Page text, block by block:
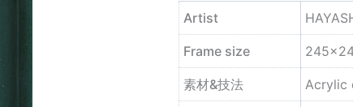
Artist
Frame size
素材&技法 Acrylic